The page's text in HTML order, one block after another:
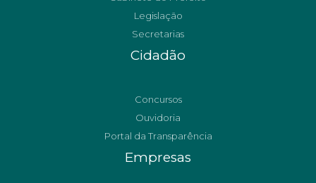
Legislação
Secretarias
Cidadão
Concursos
Ouvidoria
Portal da Transparência
Empresas